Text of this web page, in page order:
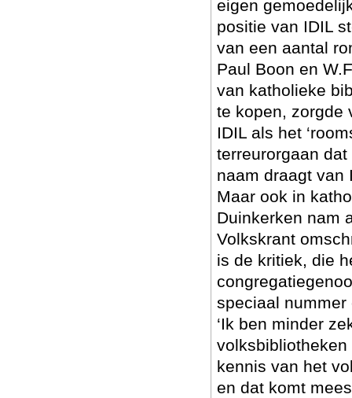
eigen
positie van IDIL
van een aantal
Paul Boon en
van katholieke
te kopen, zorgde
IDIL als het
terreurorgaan
naam draagt van
Maar ook in
Duinkerken nam
Volkskrant
is de kritiek, die
speciaal
‘Ik ben minder
kennis van het
en dat komt